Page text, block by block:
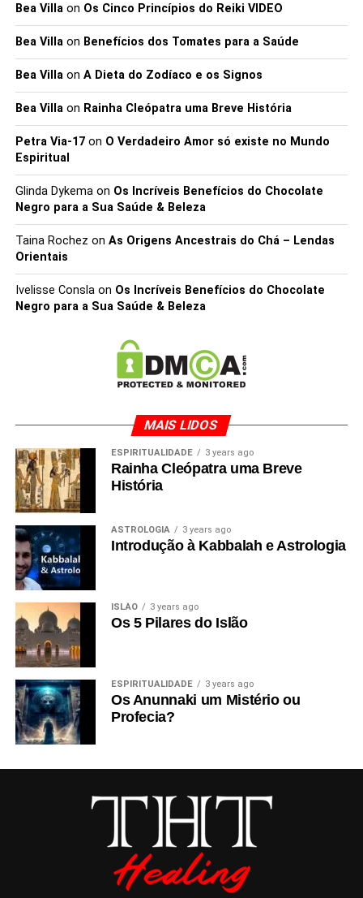
Bea Villaon Os Cinco Princípios do Reiki VIDEO
Bea Villaon Benefícios dos Tomates para a Saúde
Bea Villaon A Dieta do Zodíaco e os Signos
Bea Villaon Rainha Cleópatra uma Breve História
Petra Via-17on O Verdadeiro Amor só existe no Mundo
Espiritual
Glinda Dykemaon Os Incríveis Benefícios do Chocolate
Negro para a Sua Saúde & Beleza
Taina Rochez on As Origens Ancestrais do Chá – Lendas
Orientais
Ivelisse Conslaon Os Incríveis Benefícios do Chocolate
Negro para a Sua Saúde & Beleza
MAIS LIDOS
ESPIRITUALIDADE 3 years ago
Rainha Cleópatra uma Breve
História
ASTROLOGIA 3 years ago
Introdução à Kabbalah e Astrologia
ISLÃO 3 years ago
Os 5 Pilares do Islão
ESPIRITUALIDADE 3 years ago
Os Anunnaki um Mistério ou
Profecia?